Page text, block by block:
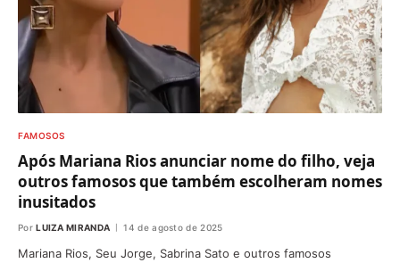
FAMOSOS
Após Mariana Rios anunciar nome do filho, veja
outros famosos que também escolheram nomes
inusitados
Por LUIZA MIRANDA 14 de agosto de 2025
Mariana Rios, Seu Jorge, Sabrina Sato e outros famosos